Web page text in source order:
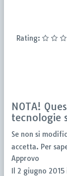
Rating:
NOTA!
tecnologie
Se non si
accetta. Per
Approvo
Il 2 giugno